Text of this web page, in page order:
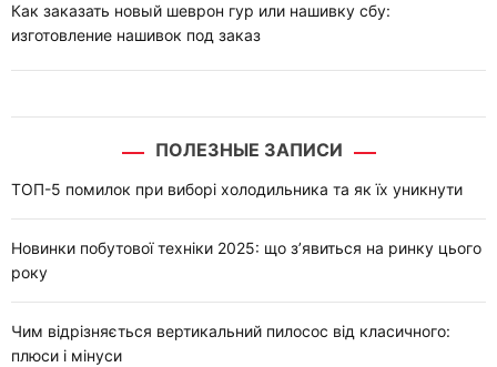
Как заказать новый шеврон гур или нашивку сбу:
изготовление нашивок под заказ
ПОЛЕЗНЫЕ ЗАПИСИ
ТОП-5 помилок при виборі холодильника та як їх уникнути
Новинки побутової техніки 2025: що з’явиться на ринку цього
року
Чим відрізняється вертикальний пилосос від класичного:
плюси і мінуси